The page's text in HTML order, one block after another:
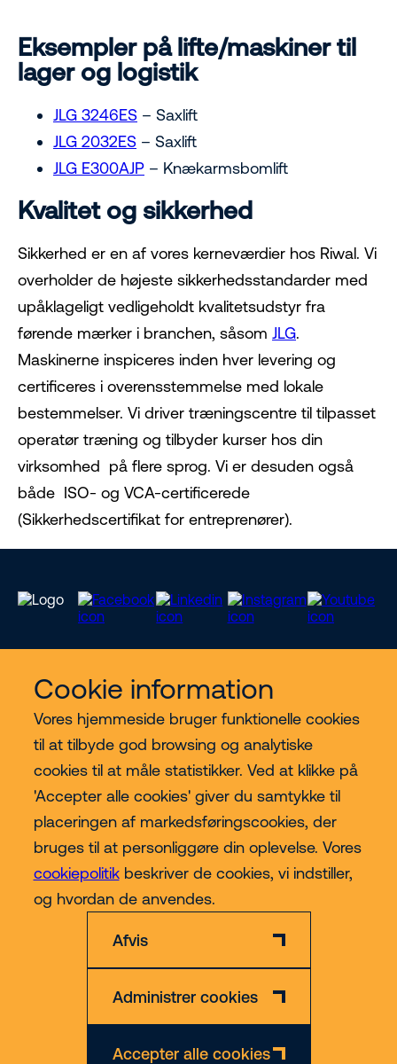
Cookie information
Vores hjemmeside bruger funktionelle cookies
til at tilbyde god browsing og analytiske
cookies til at måle statistikker. Ved at klikke på
'Accepter alle cookies' giver du samtykke til
placeringen af markedsføringscookies, der
bruges til at personliggøre din oplevelse. Vores
cookiepolitikbeskriver de cookies, vi indstiller,
og hvordan de anvendes.
Afvis
Administrer cookies
Accepter alle cookies
Eksempler på lifte/maskiner til
lager og logistik
JLG 3246ES – Saxlift
JLG 2032ES – Saxlift
JLG E300AJP – Knækarmsbomlift
Kvalitet og sikkerhed
Sikkerhed er en af vores kerneværdier hos Riwal. Vi
overholder de højeste sikkerhedsstandarder med
upåklageligt vedligeholdt kvalitetsudstyr fra
førende mærker i branchen, såsom JLG.
Maskinerne inspiceres inden hver levering og
certificeres i overensstemmelse med lokale
bestemmelser. Vi driver træningscentre til tilpasset
operatør træning og tilbyder kurser hos din
virksomhed på flere sprog. Vi er desuden også
både ISO- og VCA-certificerede
(Sikkerhedscertifikat for entreprenører).
Vores services
Lift kategorier
Contact
Mere
Privatlivs- og CookiepolitikAnsvarsfraskrivelseCVR nr. 30609492
© 2026 Riwal - All rights reserved